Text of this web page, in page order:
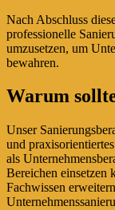
Nach Abschluss
professionelle
umzusetzen, um
bewahren.
Warum
Unser
und
als
Bereichen einsetzen
Fachwissen